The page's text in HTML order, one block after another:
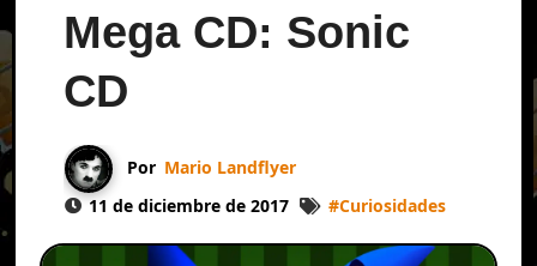
Mega CD: Sonic
CD
Por Mario Landflyer
11 de diciembre de 2017
#Curiosidades